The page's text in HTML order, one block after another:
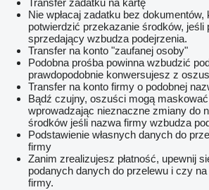
Transfer zadatku na kartę
Nie wpłacaj zadatku bez dokumentów,
potwierdzić przekazanie środków, jeśli
sprzedający wzbudza podejrzenia.
Transfer na konto "zaufanej osoby"
Podobna prośba powinna wzbudzić
prawdopodobnie konwersujesz z
Transfer na konto firmy o podobnej
Bądź czujny, oszuści mogą
wprowadzając nieznaczne zmiany do
środków jeśli nazwa firmy wzbudza
Podstawienie własnych danych do
firmy
Zanim zrealizujesz płatność, upewnij
podanych danych do przelewu i czy
firmy.